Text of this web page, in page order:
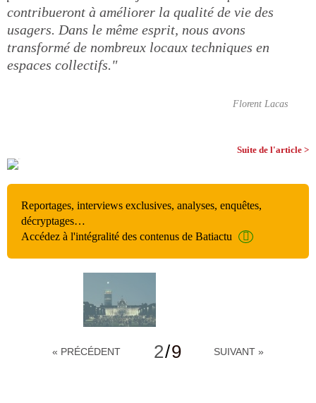
contribueront à améliorer la qualité de vie des
usagers. Dans le même esprit, nous avons
transformé de nombreux locaux techniques en
espaces collectifs."
Florent Lacas
Suite de l'article >
Reportages, interviews exclusives, analyses, enquêtes,
décryptages…
Accédez à l'intégralité des contenus de Batiactu
« PRÉCÉDENT 2/9 SUIVANT »